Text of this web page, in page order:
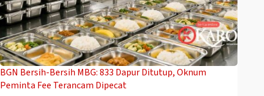
BGN Bersih-Bersih MBG: 833 Dapur Ditutup, Oknum
Peminta Fee Terancam Dipecat